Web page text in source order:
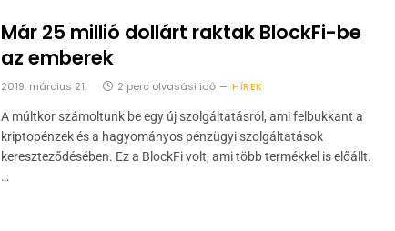
Már 25 millió dollárt raktak BlockFi-be
az emberek
2019. március 21. 2 perc olvasási idő HÍREK
A múltkor számoltunk be egy új szolgáltatásról, ami felbukkant a
kriptopénzek és a hagyományos pénzügyi szolgáltatások
kereszteződésében. Ez a BlockFi volt, ami több termékkel is előállt.
…